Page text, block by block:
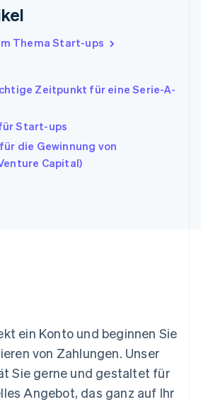
Thema Start-ups
Zeitpunkt für eine Serie-A-
Start-ups
die Gewinnung von
Capital)
ein Konto und beginnen Sie
von Zahlungen. Unser
Sie gerne und gestaltet für
Angebot, das ganz auf Ihr